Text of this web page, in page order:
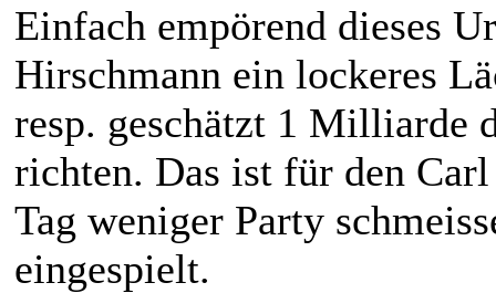
Einfach empörend dieses
Hirschmann ein lockeres
resp. geschätzt 1 Milliarde
richten. Das ist für den
Tag weniger Party
eingespielt.